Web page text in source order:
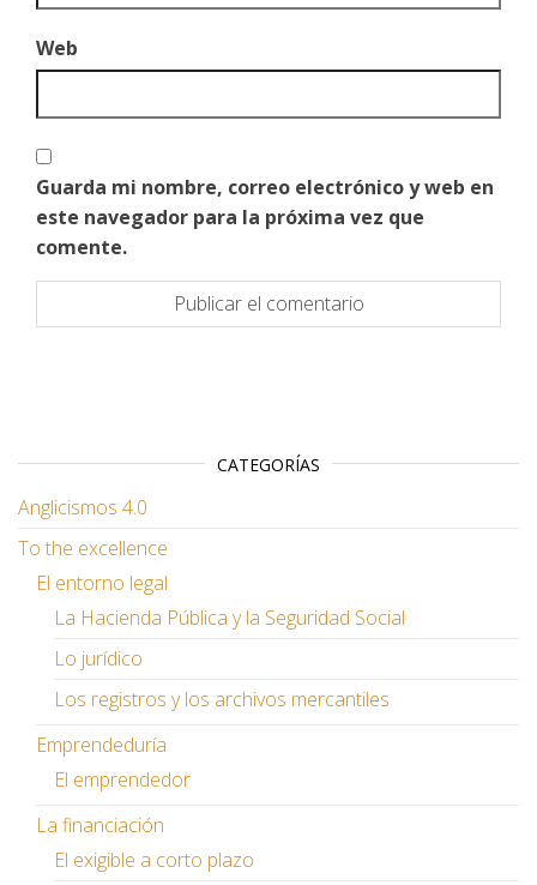
Web
Guarda mi nombre, correo electrónico y web en
este navegador para la próxima vez que
comente.
CATEGORÍAS
Anglicismos 4.0
To the excellence
El entorno legal
La Hacienda Pública y la Seguridad Social
Lo jurídico
Los registros y los archivos mercantiles
Emprendeduría
El emprendedor
La financiación
El exigible a corto plazo